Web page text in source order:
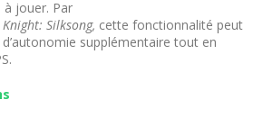
à jouer. Par
Silksong, cette fonctionnalité peut
supplémentaire tout en